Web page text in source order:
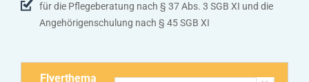
für die Pflegeberatung nach § 37 Abs. 3 SGB XI und die
Angehörigenschulung nach § 45 SGB XI
Flyerthema